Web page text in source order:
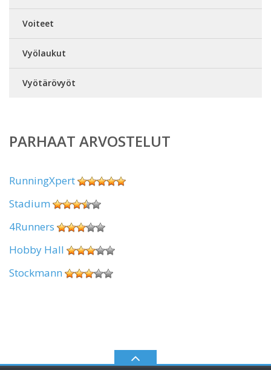
Voiteet
Vyölaukut
Vyötärövyöt
PARHAAT ARVOSTELUT
RunningXpert
Stadium
4Runners
Hobby Hall
Stockmann